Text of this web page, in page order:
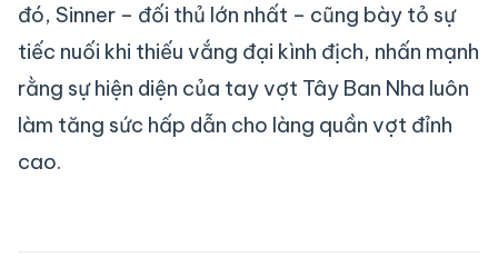
đó, Sinner – đối thủ lớn nhất – cũng bày tỏ sự
tiếc nuối khi thiếu vắng đại kình địch, nhấn mạnh
rằng sự hiện diện của tay vợt Tây Ban Nha luôn
làm tăng sức hấp dẫn cho làng quần vợt đỉnh
cao.